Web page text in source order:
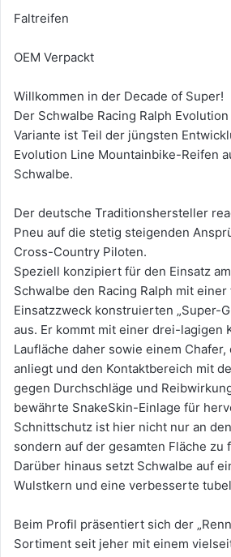
Faltreifen
OEM Verpackt
Willkommen in der Decade of Super!
Der Schwalbe Racing Ralph
Variante ist Teil der jüngsten
Evolution Line Mountainbike-Reifen
Schwalbe.
Der deutsche Traditionshersteller
Pneu auf die stetig steigenden
Cross-Country Piloten.
Speziell konzipiert für den Einsatz
Schwalbe den Racing Ralph mit
Einsatzzweck konstruierten „Super-
aus. Er kommt mit einer drei-lagigen
Laufläche daher sowie einem
anliegt und den Kontaktbereich mit
gegen Durchschläge und
bewährte SnakeSkin-Einlage für
Schnittschutz ist hier nicht nur an
sondern auf der gesamten Fläche zu
Darüber hinaus setzt Schwalbe auf
Wulstkern und eine verbesserte
Beim Profil präsentiert sich der
Sortiment seit jeher mit einem